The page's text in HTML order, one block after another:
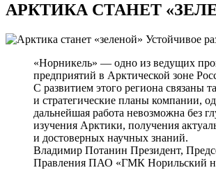
АРКТИКА СТАНЕТ
Устойчивое
«Норникель» — одно из ведущих
предприятий в Арктической зоне
С развитием этого региона связаны
и стратегические планы компании,
дальнейшая работа невозможна без
изучения Арктики, получения
и достоверных научных знаний.
Владимир Потанин Президент,
Правления ПАО «ГМК Норильский